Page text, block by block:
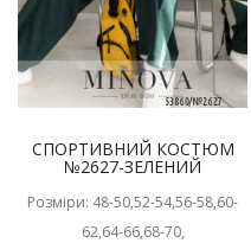
СПОРТИВНИЙ КОСТЮМ
№2627-ЗЕЛЕНИЙ
Розміри: 48-50,52-54,56-58,60-
62,64-66,68-70,